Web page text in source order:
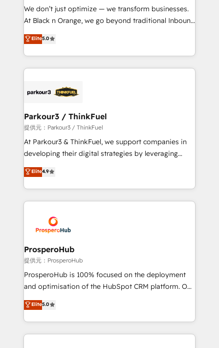
Développement des interfaces avec vos logiciels
métiers ⚙️ Configuration de la plateforme HubSpot
Book Process & Guidelines utilisateurs 🎓
Formations des utilisateurs
We don’t just optimize — we transform businesses.
At Black n Orange, we go beyond traditional Inbound
Marketing with our exclusive methodologies:
BOOMS and BOOST. Together, they form a powerful
combination that has driven success for over 800
businesses worldwide. As Elite HubSpot Partners, we
strategies that integrate data-driven marketing,
companies scale faster and smarter. 🔹 BOOMS:
Demand generation for all your buyers With BOOMS,
you invest in 100% of your buyers, accelerating your
growth and positioning yourself as an undisputed
transformation process A methodology designed to
implement HubSpot effectively and optimize your
record of business transformation, our growth-first
approach has helped brands dominate their
Elite5.0
Parkour3 / ThinkFuel
提供元：Parkour3 / ThinkFuel
At Parkour3 & ThinkFuel, we support companies in
developing their digital strategies by leveraging
technologies and automating their marketing and
sales processes to generate growth. Our offer spans
from Strategy to Operations. We specialize in CRM
onboarding and implementation, web design, sales
extensive experience working with tech companies
and manufacturers since 2002, we are committed to
empowering our clients and developing their
autonomy. Get to grips with HubSpot through
guided implementation and seamless integration of
the CRM platform into your digital ecosystem. Would
marketing strategy? We'll provide support tailored
to your needs and sales objectives. With 125+
Elite4.9
ProsperoHub
提供元：ProsperoHub
ProsperoHub is 100% focused on the deployment
and optimisation of the HubSpot CRM platform. Our
highly experienced team of solutions experts will
ensure that you achieve maximum adoption and
ROI from your HubSpot investment. Use our
extensive HubSpot, sales, marketing, service and
Elite5.0